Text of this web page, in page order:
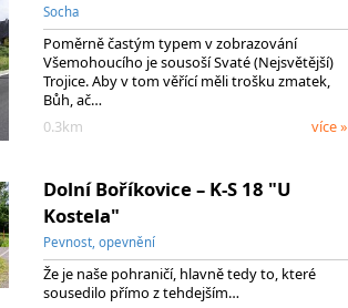
Socha
Poměrně častým typem v zobrazování
Všemohoucího je sousoší Svaté (Nejsvětější)
Trojice. Aby v tom věřící měli trošku zmatek,
Bůh, ač…
0.3km
více »
Dolní Boříkovice – K-S 18 "U
Kostela"
Pevnost, opevnění
Že je naše pohraničí, hlavně tedy to, které
sousedilo přímo z tehdejším…